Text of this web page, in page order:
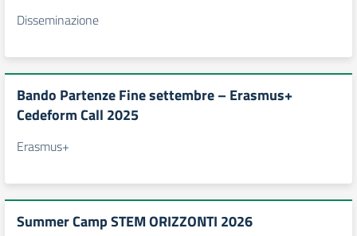
Disseminazione
Bando Partenze Fine settembre – Erasmus+
Cedeform Call 2025
Erasmus+
Summer Camp STEM ORIZZONTI 2026